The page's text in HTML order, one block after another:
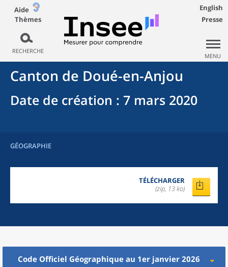
Aide
Thèmes
RECHERCHE
English
Presse
MENU
Canton de Doué-en-Anjou
Date de création : 7 mars 2020
GÉOGRAPHIE
TÉLÉCHARGER
(zip, 13 ko)
Code Officiel Géographique au 1er janvier 2026